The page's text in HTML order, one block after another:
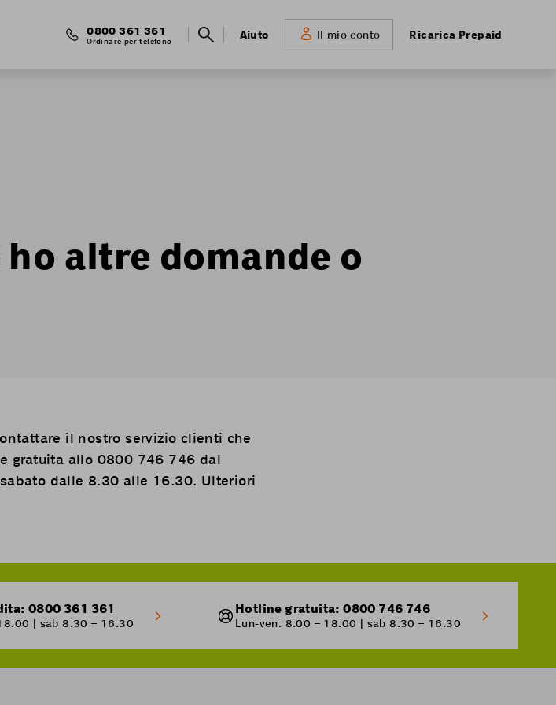
0800 361 361
Ordinare per telefono
navigation
Aiuto Il mio conto Ricarica Prepaid
altre domande o
il nostro servizio clienti che
gratuita allo 0800 746 746 dal
dalle 8.30 alle 16.30. Ulteriori
0800 361 361
| sab 8:30 – 16:30
Hotline gratuita: 0800 746 746
Lun-ven: 8:00 – 18:00 | sab 8:30 – 16:30